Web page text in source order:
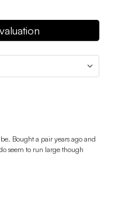
Bought a pair years ago and
seem to run large though